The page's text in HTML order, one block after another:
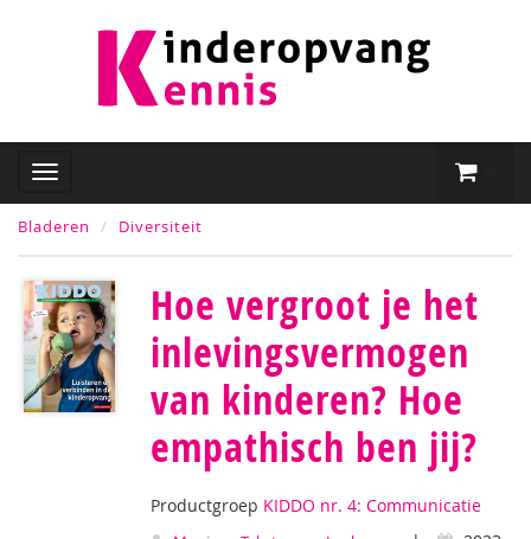
Bladeren Diversiteit
Hoe vergroot je het
inlevingsvermogen
van kinderen? Hoe
empathisch ben jij?
Productgroep KIDDO nr. 4: Communicatie